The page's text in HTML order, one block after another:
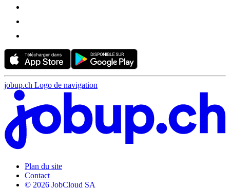
jobup.ch Logo de navigation
Plan du site
Contact
© 2026 JobCloud SA